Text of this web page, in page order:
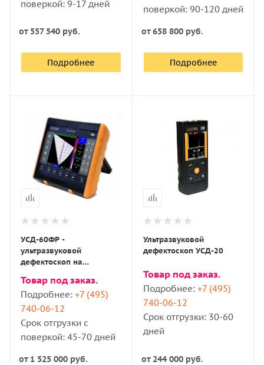
поверкой: 9-17 дней
от 557 540 руб.
Подробнее
поверкой: 90-120 дней
от658 800 руб.
Подробнее
УСД-60ФР -
ультразвуковой
дефектоскоп на
Товар под заказ.
Подробнее: +7 (495)
740-06-12
Срок отгрузки с
поверкой: 45-70 дней
от 1 525 000 руб.
Ультразвуковой
дефектоскоп УСД-20
Товар под заказ.
Подробнее: +7 (495)
740-06-12
Срок отгрузки: 30-60
дней
от 244 000 руб.